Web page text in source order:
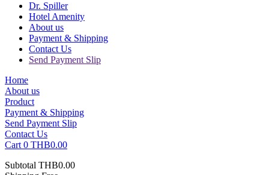
Dr. Spiller
Hotel Amenity
About us
Payment & Shipping
Contact Us
Send Payment Slip
Home
About us
Product
Payment & Shipping
Send Payment Slip
Contact Us
Cart 0 THB0.00
Subtotal THB0.00